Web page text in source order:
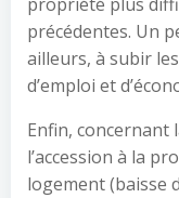
précédentes. Un
ailleurs, à subir
d’emploi et
Enfin, concernant
l’accession à la
logement (baisse